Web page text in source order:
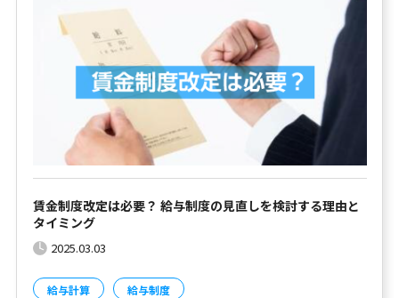
賃金制度改定は必要？ 給与制度の見直しを検討する理由と
タイミング
2025.03.03
給与計算 給与制度